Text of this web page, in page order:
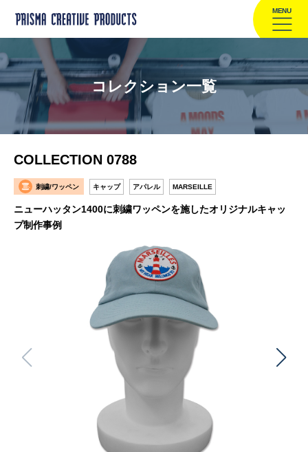
MENU
コレクション一覧
COLLECTION 0788
刺繍/ワッペン キャップ アパレル MARSEILLE
ニューハッタン1400に刺繍ワッペンを施したオリジナルキャッ
プ制作事例